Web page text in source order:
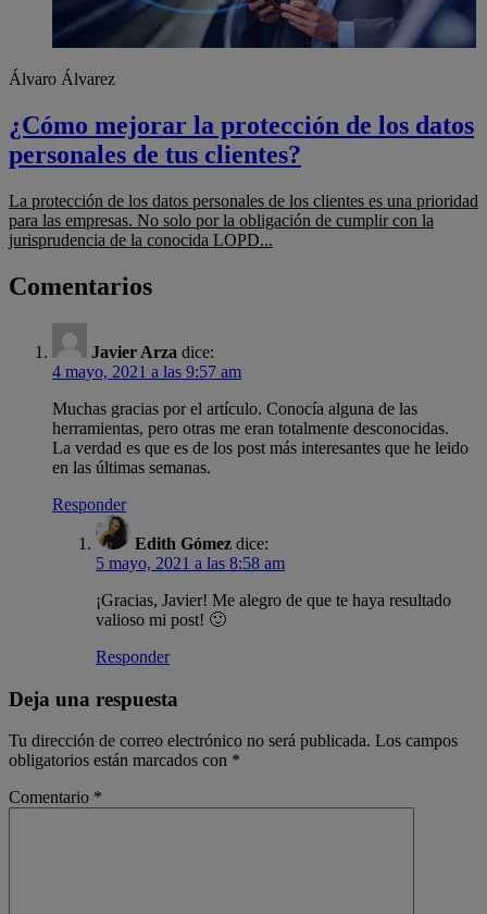
Álvaro Álvarez
¿Cómo mejorar la protección de los datos
personales de tus clientes?
La protección de los datos personales de los clientes es una prioridad
para las empresas. No solo por la obligación de cumplir con la
jurisprudencia de la conocida LOPD...
Comentarios
Javier Arza dice:
4 mayo, 2021 a las 9:57 am
Muchas gracias por el artículo. Conocía alguna de las
herramientas, pero otras me eran totalmente desconocidas.
La verdad es que es de los post más interesantes que he leido
en las últimas semanas.
Responder
Edith Gómez dice:
5 mayo, 2021 a las 8:58 am
¡Gracias, Javier! Me alegro de que te haya resultado
valioso mi post! 🙂
Responder
Deja una respuesta
Tu dirección de correo electrónico no será publicada. Los campos
obligatorios están marcados con *
Comentario *